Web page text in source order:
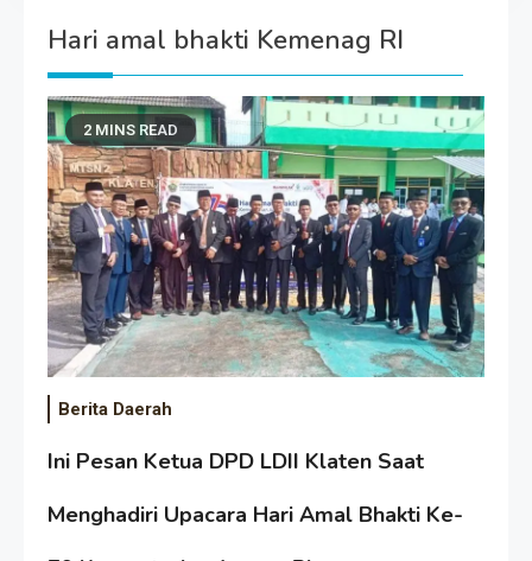
Hari amal bhakti Kemenag RI
2 MINS READ
Berita Daerah
Ini Pesan Ketua DPD LDII Klaten Saat
Menghadiri Upacara Hari Amal Bhakti Ke-